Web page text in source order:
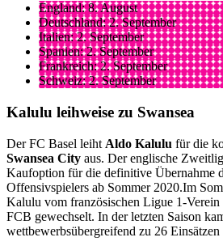
England: 8. August
Deutschland: 2. September
Italien: 2. September
Spanien: 2. September
Frankreich: 2. September
Schweiz: 2. September
Kalulu leihweise zu Swansea
Der FC Basel leiht Aldo Kalulu für die
Swansea City aus. Der englische
Kaufoption für die definitive Übernahme
Offensivspielers ab Sommer 2020.Im
Kalulu vom französischen Ligue 1-
FCB gewechselt. In der letzten Saison
wettbewerbsübergreifend zu 26